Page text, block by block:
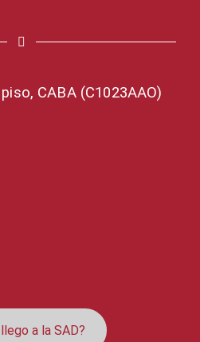
CABA (C1023AAO)
a la SAD?